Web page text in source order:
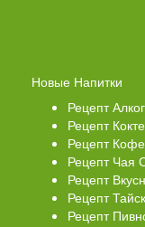
Новые Напитки
Рецепт
Рецепт
Рецепт
Рецепт Чая
Рецепт
Рецепт
Рецепт